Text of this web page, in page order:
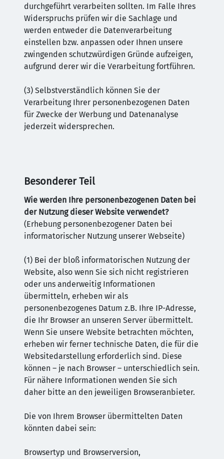
durchgeführt verarbeiten sollten. Im Falle Ihres
Widerspruchs prüfen wir die Sachlage und
werden entweder die Datenverarbeitung
einstellen bzw. anpassen oder Ihnen unsere
zwingenden schutzwürdigen Gründe aufzeigen,
aufgrund derer wir die Verarbeitung fortführen.
(3) Selbstverständlich können Sie der
Verarbeitung Ihrer personenbezogenen Daten
für Zwecke der Werbung und Datenanalyse
jederzeit widersprechen.
Besonderer Teil
Wie werden Ihre personenbezogenen Daten bei
der Nutzung dieser Website verwendet?
(Erhebung personenbezogener Daten bei
informatorischer Nutzung unserer Webseite)
(1) Bei der bloß informatorischen Nutzung der
Website, also wenn Sie sich nicht registrieren
oder uns anderweitig Informationen
übermitteln, erheben wir als
personenbezogenes Datum z.B. Ihre IP-Adresse,
die Ihr Browser an unseren Server übermittelt.
Wenn Sie unsere Website betrachten möchten,
erheben wir ferner technische Daten, die für die
Websitedarstellung erforderlich sind. Diese
können – je nach Browser – unterschiedlich sein.
Für nähere Informationen wenden Sie sich
daher bitte an den jeweiligen Browseranbieter.
Die von Ihrem Browser übermittelten Daten
könnten dabei sein:
Browsertyp und Browserversion,